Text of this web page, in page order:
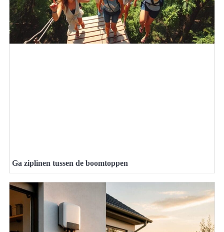
Ga ziplinen tussen de boomtoppen